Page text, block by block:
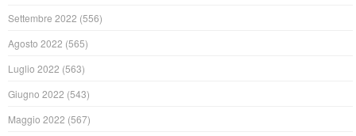
Settembre 2022 (556)
Agosto 2022 (565)
Luglio 2022 (563)
Giugno 2022 (543)
Maggio 2022 (567)